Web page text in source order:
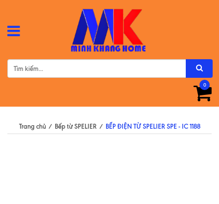
0
Trang chủ / Bếp từ SPELIER / BẾP ĐIỆN TỪ SPELIER SPE - IC 1188